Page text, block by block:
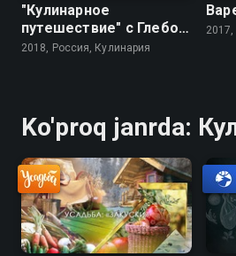
"Кулинарное
путешествие" с Глебом
Астафьевым
2018, Россия, Кулинария
Ko'proq janrda: